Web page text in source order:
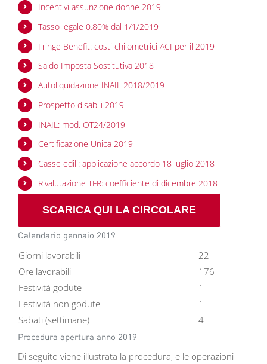
Incentivi assunzione donne 2019
Tasso legale 0,80% dal 1/1/2019
Fringe Benefit: costi chilometrici ACI per il 2019
Saldo Imposta Sostitutiva 2018
Autoliquidazione INAIL 2018/2019
Prospetto disabili 2019
INAIL: mod. OT24/2019
Certificazione Unica 2019
Casse edili: applicazione accordo 18 luglio 2018
Rivalutazione TFR: coefficiente di dicembre 2018
SCARICA QUI LA CIRCOLARE
Calendario gennaio 2019
Giorni lavorabili
22
Ore lavorabili
176
Festività godute
1
Festività non godute
1
Sabati (settimane)
4
Procedura apertura anno 2019
Di seguito viene illustrata la procedura, e le operazioni